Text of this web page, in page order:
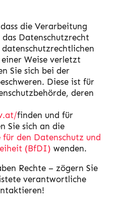
die Verarbeitung
Datenschutzrecht
Weise verletzt
Sie sich bei der
Diese ist für
deren
finden und für
Sie sich an die
den Datenschutz und
(BfDI) wenden.
Rechte – zögern Sie
verantwortliche